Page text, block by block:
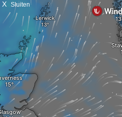
X Sluiten